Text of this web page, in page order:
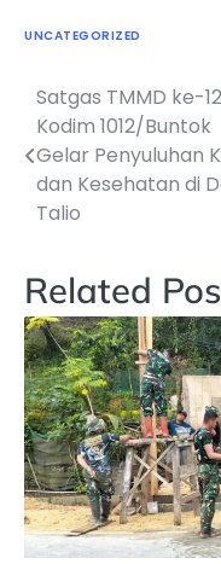
UNCATEGORIZED
Navigasi
pos
Satgas TMMD ke-
Kodim 1012/Buntok
Gelar Penyuluhan
dan Kesehatan di
Talio
Related